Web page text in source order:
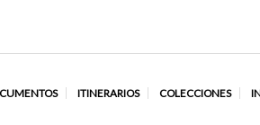
ITINERARIOS COLECCIONES